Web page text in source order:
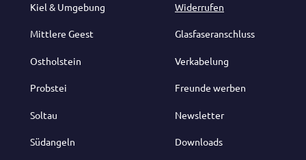
Kiel & Umgebung
Mittlere Geest
Ostholstein
Probstei
Soltau
Südangeln
Widerrufen
Glasfaseranschluss
Verkabelung
Freunde werben
Newsletter
Downloads